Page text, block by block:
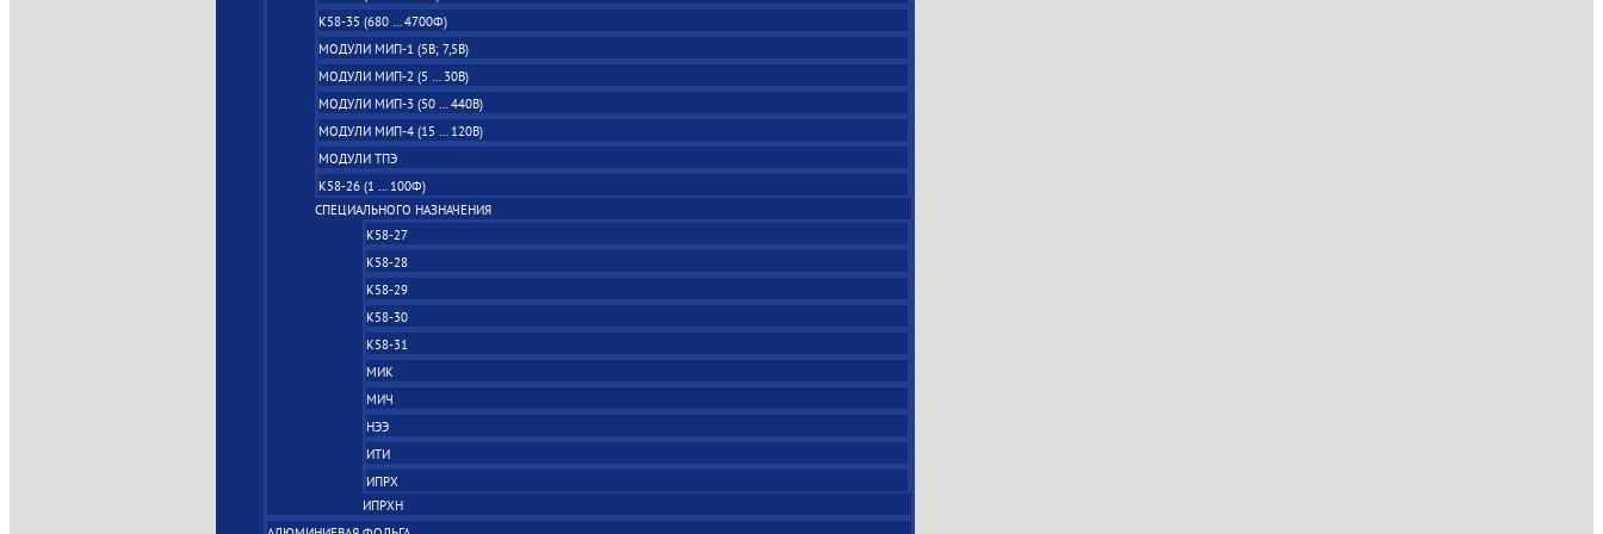
К58-35 (680 … 4700Ф)
МОДУЛИ МИП-1 (5В; 7,5B)
МОДУЛИ МИП-2 (5 … 30В)
МОДУЛИ МИП-3 (50 … 440В)
МОДУЛИ МИП-4 (15 … 120В)
МОДУЛИ ТПЭ
К58-26 (1 … 100Ф)
СПЕЦИАЛЬНОГО НАЗНАЧЕНИЯ
К58-27
К58-28
К58-29
К58-30
К58-31
МИК
МИЧ
НЭЭ
ИТИ
ИПРХ
ИПРХН